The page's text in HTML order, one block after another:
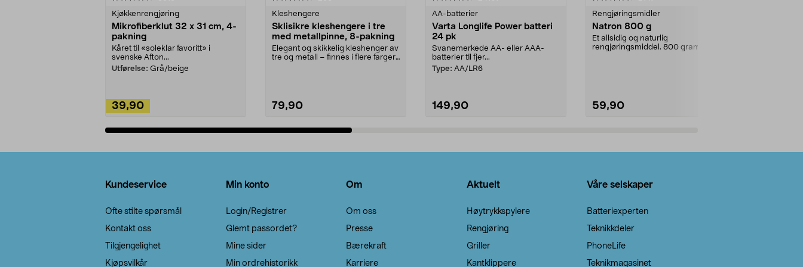
Kjøkkenrengjøring
Mikrofiberklut 32 x 31 cm, 4-
pakning
Kåret til «soleklar favoritt» i
svenske Afton...
Utførelse: Grå/beige
39,90
Kleshengere
Sklisikre kleshengere i tre
med metallpinne, 8-pakning
Elegant og skikkelig kleshenger av
tre og metall – finnes i flere farger.
79,90
AA-batterier
Varta Longlife Power batteri
24 pk
Svanemerkede AA- eller AAA-
batterier til fjer...
Type: AA/LR6
149,90
Rengjøringsmidler
Natron 800 g
Et allsidig og naturlig
rengjøringsmiddel. 800 gram
59,90
Kundeservice
Ofte stilte spørsmål
Kontakt oss
Tilgjengelighet
Kjøpsvilkår
Min konto
Login/Registrer
Glemt passordet?
Mine sider
Min ordrehistorikk
Om
Om oss
Presse
Bærekraft
Karriere
Aktuelt
Høytrykkspylere
Rengjøring
Griller
Kantklippere
Våre selskaper
Batteriexperten
Teknikkdeler
PhoneLife
Teknikmagasinet